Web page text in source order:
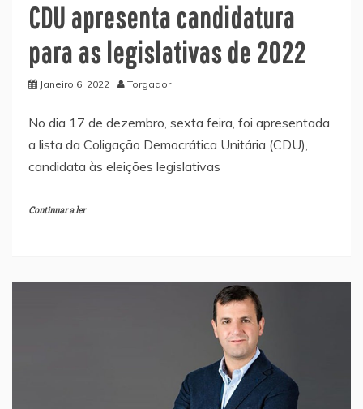
CDU apresenta candidatura
para as legislativas de 2022
Janeiro 6, 2022 Torgador
No dia 17 de dezembro, sexta feira, foi apresentada
a lista da Coligação Democrática Unitária (CDU),
candidata às eleições legislativas
Continuar a ler